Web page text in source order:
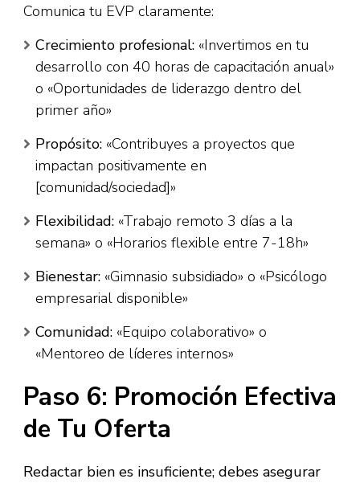
Comunica tu EVP claramente:​
Crecimiento profesional: «Invertimos en tu
desarrollo con 40 horas de capacitación anual»
o «Oportunidades de liderazgo dentro del
primer año»
Propósito: «Contribuyes a proyectos que
impactan positivamente en
[comunidad/sociedad]»
Flexibilidad: «Trabajo remoto 3 días a la
semana» o «Horarios flexible entre 7-18h»
Bienestar: «Gimnasio subsidiado» o «Psicólogo
empresarial disponible»
Comunidad: «Equipo colaborativo» o
«Mentoreo de líderes internos»
Paso 6: Promoción Efectiva
de Tu Oferta
Redactar bien es insuficiente; debes asegurar